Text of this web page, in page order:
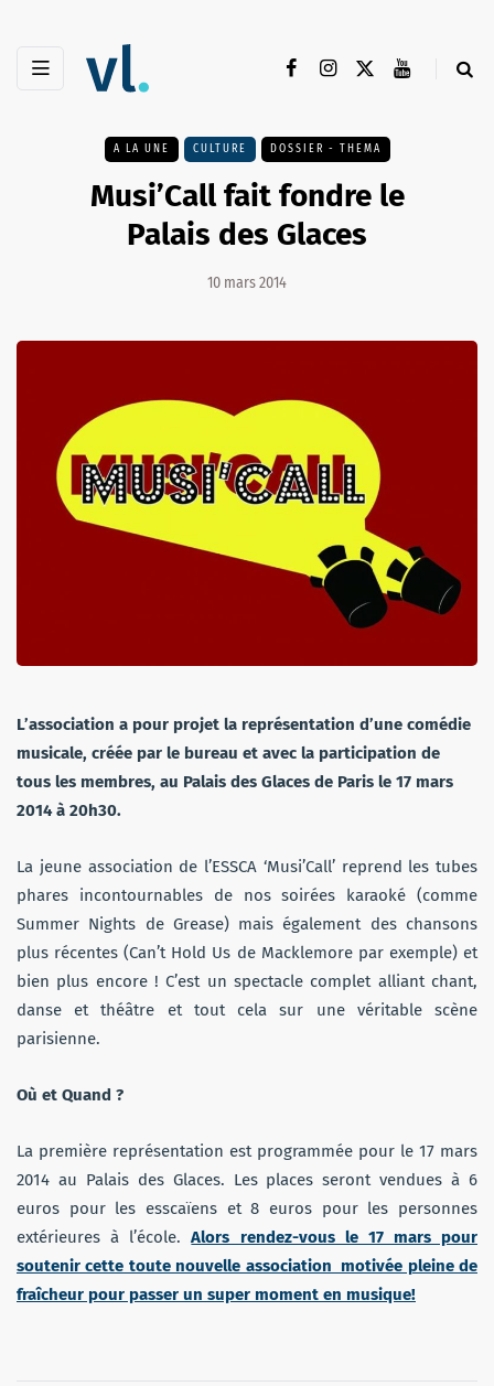
A LA UNE CULTURE DOSSIER - THEMA
Musi’Call fait fondre le
Palais des Glaces
10 mars 2014
L’association a pour projet la représentation d’une comédie
musicale, créée par le bureau et avec la participation de
tous les membres, au Palais des Glaces de Paris le 17 mars
2014 à 20h30.
La jeune association de l’ESSCA ‘Musi’Call’ reprend les tubes
phares incontournables de nos soirées karaoké (comme
Summer Nights de Grease) mais également des chansons
plus récentes (Can’t Hold Us de Macklemore par exemple) et
bien plus encore ! C’est un spectacle complet alliant chant,
danse et théâtre et tout cela sur une véritable scène
parisienne.
Où et Quand ?
La première représentation est programmée pour le 17 mars
2014 au Palais des Glaces. Les places seront vendues à 6
euros pour les esscaïens et 8 euros pour les personnes
extérieures à l’école.Alors rendez-vous le 17 mars pour
soutenir cette toute nouvelle association motivée pleine de
fraîcheur pour passer un super moment en musique!